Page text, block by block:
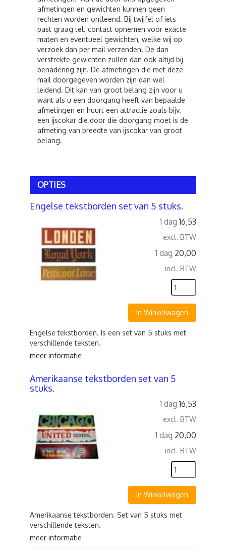
afmetingen en gewichten kunnen geen
rechten worden ontleend. Bij twijfel of iets
past graag tel. contact opnemen voor exacte
maten en eventueel gewichten, welke wij op
verzoek dan per mail verzenden. De dan
verstrekte gewichten zullen dan ook altijd bij
benadering zijn. De afmetingen die met deze
mail doorgegeven worden zijn dan wel
leidend. Dit kan van groot belang zijn voor u
want als u een doorgang heeft van bepaalde
afmetingen en huurt een attractie zoals bijv.
een ijscokar die door die doorgang moet is de
afmeting van breedte van ijscokar van groot
belang.
OPTIES
Engelse tekstborden set van 5 stuks.
1 dag 16,53
excl. BTW
1 dag 20,00
incl. BTW
In Winkelwagen
Engelse tekstborden. Is een set van 5 stuks met
verschillende teksten.
meer informatie
Amerikaanse tekstborden set van 5
stuks.
1 dag 16,53
excl. BTW
1 dag 20,00
incl. BTW
In Winkelwagen
Amerikaanse tekstborden. Set van 5 stuks met
verschillende teksten.
meer informatie